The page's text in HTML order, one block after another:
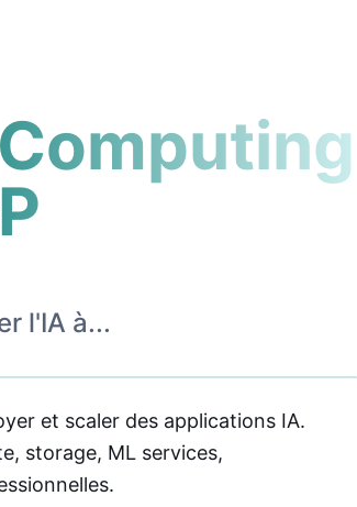
l'IA à...
et scaler des applications IA.
storage, ML services,